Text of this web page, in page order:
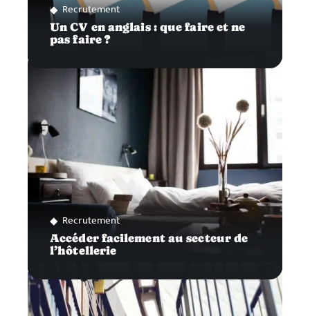
Recrutement
Un CV en anglais : que faire et ne
pas faire ?
Recrutement
Accéder facilement au secteur de
l’hôtellerie